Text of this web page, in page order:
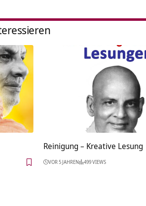
Reinigung – Kreative Lesung
VOR 5 JAHREN 499 VIEWS